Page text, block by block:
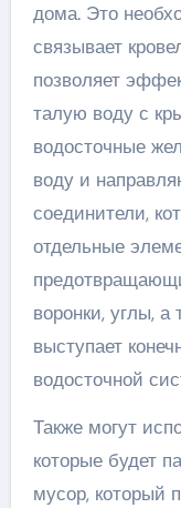
дома. Это
связывает
позволяет
талую воду с
водосточные
воду и
соединители,
отдельные
воронки, углы, а
выступает
водосточной
Также могут
которые будет
мусор, который